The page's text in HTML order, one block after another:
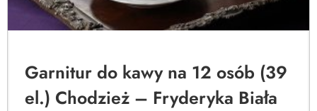
Garnitur do kawy na 12 osób (39
el.) Chodzież – Fryderyka Biała